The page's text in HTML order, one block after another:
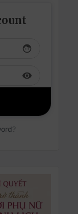
face
visibility